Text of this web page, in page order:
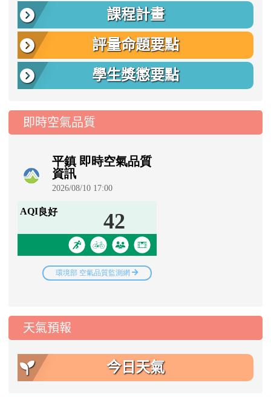
課程計畫
評量命題要點
學生獎懲要點
即時空氣品質
天氣預報
今日天氣